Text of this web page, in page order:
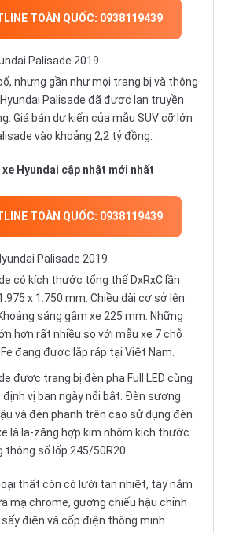
TOÀN QUỐC: 0938119439
Palisade 2019
nhưng gần như mọi trang bị và thông
Palisade đã được lan truyền
Giá bán dự kiến của mẫu SUV cỡ lớn
vào khoảng 2,2 tỷ đồng.
xe Hyundai cập nhật mới nhất
TOÀN QUỐC: 0938119439
Palisade 2019
có kích thước tổng thể DxRxC lần
x 1.750 mm. Chiều dài cơ sở lên
sáng gầm xe 225 mm. Những
hơn rất nhiều so với mẫu xe 7 chỗ
đang được lắp ráp tại Việt Nam.
được trang bị đèn pha Full LED cùng
định vị ban ngày nổi bật. Đèn sương
và đèn phanh trên cao sử dụng đèn
là la-zăng hợp kim nhôm kích thước
thông số lốp 245/50R20.
thất còn có lưới tan nhiệt, tay nắm
mạ chrome, gương chiếu hậu chỉnh
điện và cốp điện thông minh.